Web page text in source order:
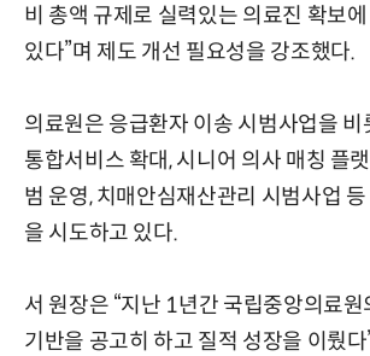
비 총액 규제로 실력있는 의료진 확보
있다”며 제도 개선 필요성을 강조했다.
의료원은 응급환자 이송 시범사업을 비
통합서비스 확대, 시니어 의사 매칭 플
범 운영, 치매안심재산관리 시범사업
을 시도하고 있다.
서 원장은 “지난 1년간 국립중앙의료
기반을 공고히 하고 질적 성장을 이뤘다